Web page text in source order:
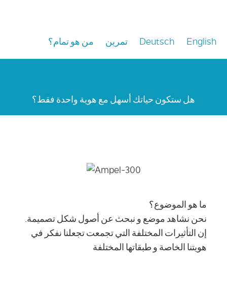
من هو تمام؟ تمرين Deutsch English
هل ستكون حياتك أسهل مع هوية واحدة فقط؟
ما هو الموضوع؟
نحن نشاهد موضع و نبحث عن أصول شكل تصميمة.
إن التأثيرات المختلفة التي تجمعت تجعلنا نفكر في
هويتنا الخاصة و طبقاتها المختلفة